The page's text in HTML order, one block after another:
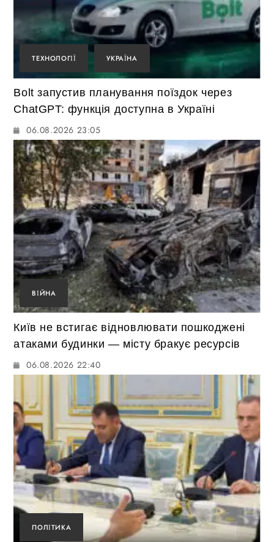
ТЕХНОЛОГІЇ УКРАЇНА
Bolt запустив планування поїздок через
ChatGPT: функція доступна в Україні
06.08.2026 23:05
ВІЙНА
Київ не встигає відновлювати пошкоджені
атаками будинки — місту бракує ресурсів
06.08.2026 22:40
ПОЛІТИКА